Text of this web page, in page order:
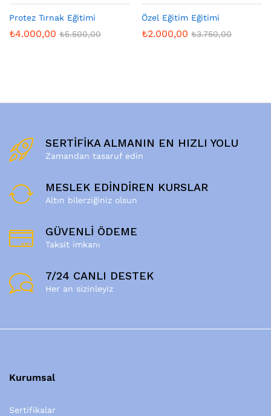
Protez Tırnak Eğitimi
₺4.000,00 ₺5.500,00
Özel Eğitim Eğitimi
₺2.000,00 ₺3.750,00
SERTİFİKA ALMANIN EN HIZLI YOLU
Zamandan tasaruf edin
MESLEK EDİNDİREN KURSLAR
Altın bilerziğiniz olsun
GÜVENLİ ÖDEME
Taksit imkanı
7/24 CANLI DESTEK
Her an sizinleyiz
Kurumsal
Sertifikalar